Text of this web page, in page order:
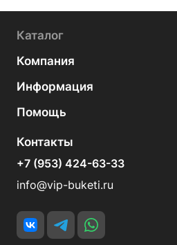
Каталог
Компания
Информация
Помощь
Контакты
+7 (953) 424-63-33
info@vip-buketi.ru